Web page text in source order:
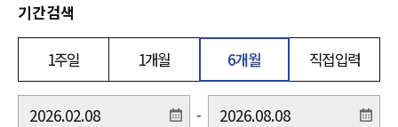
기간검색
1주일 1개월 6개월 직접입력
-